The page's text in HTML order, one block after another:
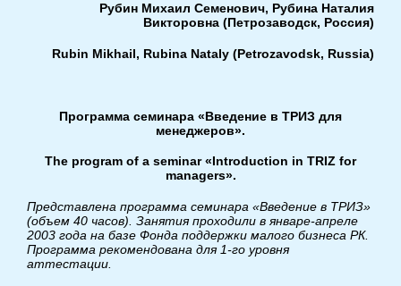
Рубин Михаил Семенович, Рубина Наталия
Викторовна (Петрозаводск, Россия)
Rubin Mikhail, Rubina Nataly (Petrozavodsk, Russia)
Программа семинара «Введение в ТРИЗ для
менеджеров».
The program of a seminar «Introduction in TRIZ for
managers».
Представлена программа семинара «Введение в ТРИЗ»
(объем 40 часов). Занятия проходили в январе-апреле
2003 года на базе Фонда поддержки малого бизнеса РК.
Программа рекомендована для 1-го уровня
аттестации.